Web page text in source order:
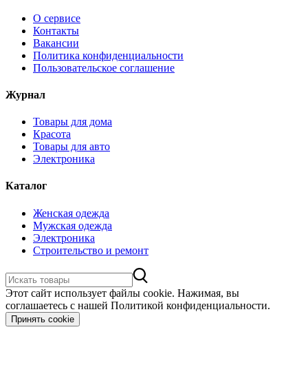
О сервисе
Контакты
Вакансии
Политика конфиденциальности
Пользовательское соглашение
Журнал
Товары для дома
Красота
Товары для авто
Электроника
Каталог
Женская одежда
Мужская одежда
Электроника
Строительство и ремонт
Этот сайт использует файлы cookie. Нажимая, вы
соглашаетесь с нашей Политикой конфиденциальности.
Принять cookie